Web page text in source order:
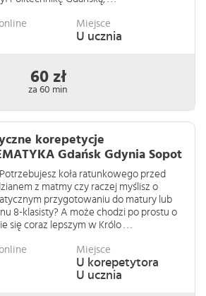
Miejsce
U ucznia
60 zł
za 60 min
korepetycje
Gdańsk Gdynia Sopot
koła ratunkowego przed
z matmy czy raczej myślisz o
przygotowaniu do matury lub
8-klasisty? A może chodzi po prostu o
się coraz lepszym w Królo . . .
Miejsce
U korepetytora
U ucznia